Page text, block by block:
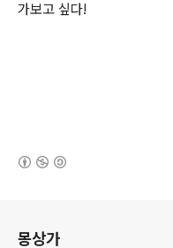
가보고 싶다!
몽상가